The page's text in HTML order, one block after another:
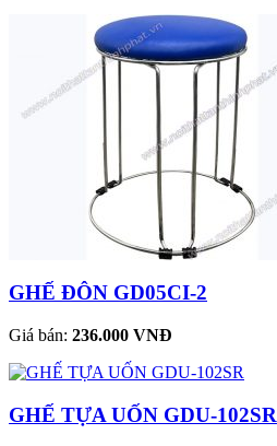
GHẾ ĐÔN GD05CI-2
Giá bán: 236.000 VNĐ
GHẾ TỰA UỐN GDU-102SR